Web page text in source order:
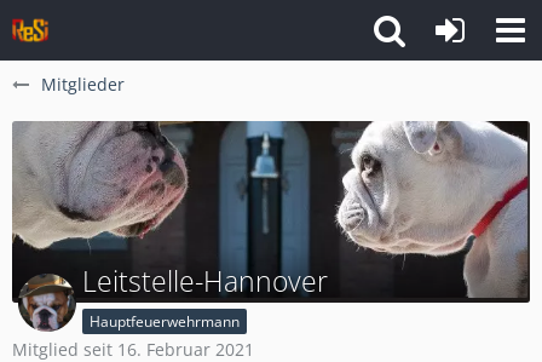
Mitglieder
Leitstelle-Hannover
Hauptfeuerwehrmann
Mitglied seit 16. Februar 2021